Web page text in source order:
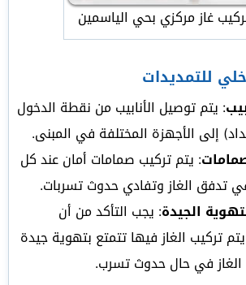
غاز مركزي بحي الياسمين
للتمديدات
: يتم توصيل الأنابيب من نقطة الدخول
إلى الأجهزة المختلفة في المبنى.
: يتم تركيب صمامات أمان عند كل
تدفق الغاز وتفادي حدوث تسربات.
الجيدة: يجب التأكد من أن
تركيب الغاز فيها تتمتع بتهوية جيدة
الغاز في حال حدوث تسرب.